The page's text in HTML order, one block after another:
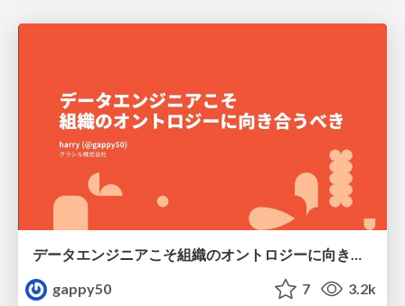
データエンジニアこそ組織のオントロジーに向き合うべき — 問いに答えるAIから、事業を動かすAIへ
gappy50
7 3.2k